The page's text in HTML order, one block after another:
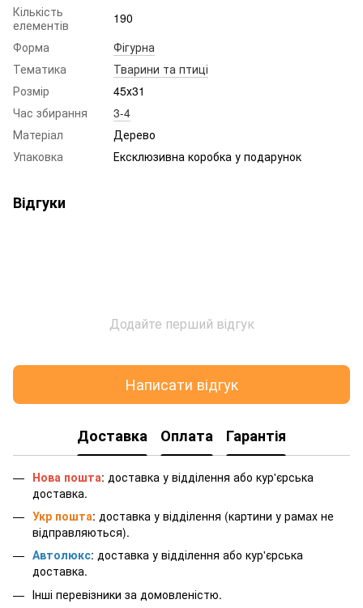
Кількість
елементів
190
Форма
Фігурна
Тематика
Тварини та птиці
Розмір
45х31
Час збирання
3-4
Матеріал
Дерево
Упаковка
Ексклюзивна коробка у подарунок
Відгуки
Додайте перший відгук
Написати відгук
Доставка Оплата Гарантія
Нова пошта: доставка у відділення або кур'єрська
доставка.
Укр пошта: доставка у відділення (картини у рамах не
відправляються).
Автолюкс: доставка у відділення або кур'єрська
доставка.
Інші перевізники за домовленістю.